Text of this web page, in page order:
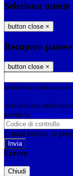
Seleziona utente
button close ×
Recupero
button close ×
all'indirizzo indicato con
Non hai una e-mail
tramite la Login
E-mail inviata, si
Errore
Chiudi